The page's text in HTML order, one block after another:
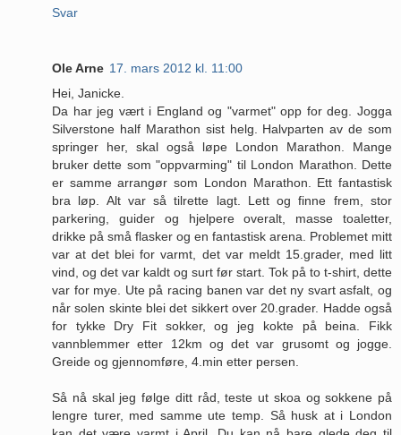
Svar
Ole Arne 17. mars 2012 kl. 11:00
Hei, Janicke.
Da har jeg vært i England og "varmet" opp for deg. Jogga
Silverstone half Marathon sist helg. Halvparten av de som
springer her, skal også løpe London Marathon. Mange
bruker dette som "oppvarming" til London Marathon. Dette
er samme arrangør som London Marathon. Ett fantastisk
bra løp. Alt var så tilrette lagt. Lett og finne frem, stor
parkering, guider og hjelpere overalt, masse toaletter,
drikke på små flasker og en fantastisk arena. Problemet mitt
var at det blei for varmt, det var meldt 15.grader, med litt
vind, og det var kaldt og surt før start. Tok på to t-shirt, dette
var for mye. Ute på racing banen var det ny svart asfalt, og
når solen skinte blei det sikkert over 20.grader. Hadde også
for tykke Dry Fit sokker, og jeg kokte på beina. Fikk
vannblemmer etter 12km og det var grusomt og jogge.
Greide og gjennomføre, 4.min etter persen.
Så nå skal jeg følge ditt råd, teste ut skoa og sokkene på
lengre turer, med samme ute temp. Så husk at i London